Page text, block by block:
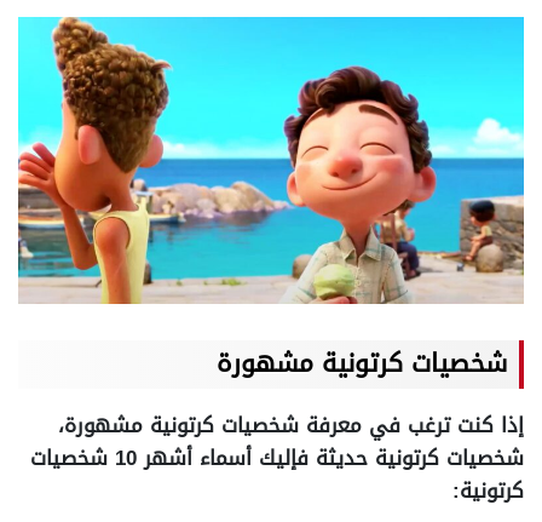
شخصيات كرتونية مشهورة
إذا كنت ترغب في معرفة شخصيات كرتونية مشهورة،
شخصيات كرتونية حديثة فإليك أسماء أشهر 10 شخصيات
كرتونية: